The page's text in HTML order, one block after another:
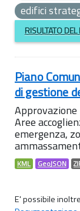
edifici
RISULTATO DEL
Piano
di gestione
Aree
emergenza,
KML GeoJSON
E' possibile